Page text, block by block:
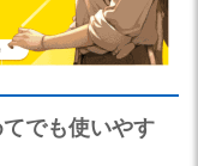
でも使いやす